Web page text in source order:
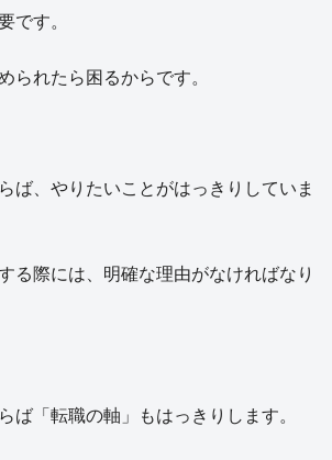
です。
られたら困るからです。
ば、やりたいことがはっきりしていま
る際には、明確な理由がなければなり
ば「転職の軸」もはっきりします。